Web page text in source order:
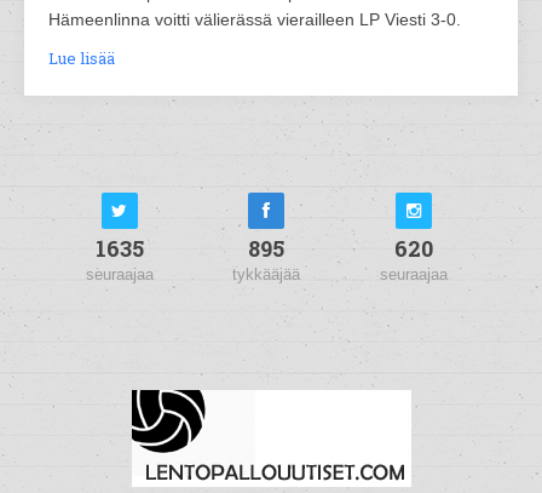
Hämeenlinna voitti välierässä vierailleen LP Viesti 3-0.
Lue lisää
1635
seuraajaa
895
tykkääjää
620
seuraajaa